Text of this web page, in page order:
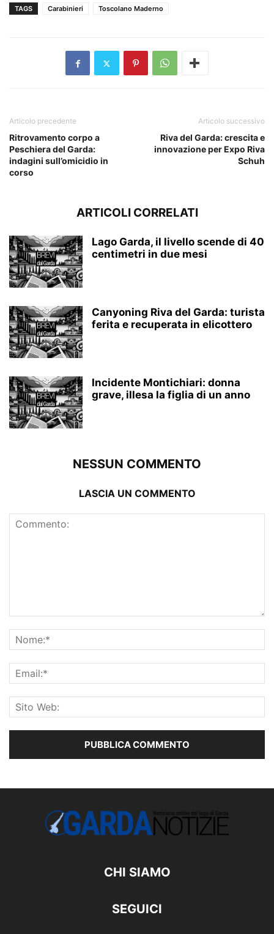
TAGS Carabinieri Toscolano Maderno
Articolo precedente
Ritrovamento corpo a
Peschiera del Garda:
indagini sull’omicidio in
corso
Articolo successivo
Riva del Garda: crescita e
innovazione per Expo Riva
Schuh
ARTICOLI CORRELATI
Lago Garda, il livello scende di 40
centimetri in due mesi
Canyoning Riva del Garda: turista
ferita e recuperata in elicottero
Incidente Montichiari: donna
grave, illesa la figlia di un anno
NESSUN COMMENTO
LASCIA UN COMMENTO
CHI SIAMO
SEGUICI